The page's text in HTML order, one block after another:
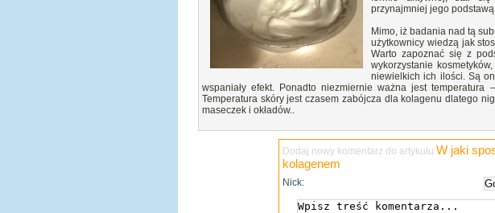
przynajmniej jego
Mimo, iż badania nad tą
użytkownicy wiedzą jak
Warto zapoznać się z
wykorzystanie
niewielkich ich ilości. Są
wspaniały efekt. Ponadto niezmiernie ważna jest
Temperatura skóry jest czasem zabójcza dla kolagenu dlatego
maseczek i okładów..
Dodaj nowy komentarz do artykułu W jaki
kolagenem
Nick: